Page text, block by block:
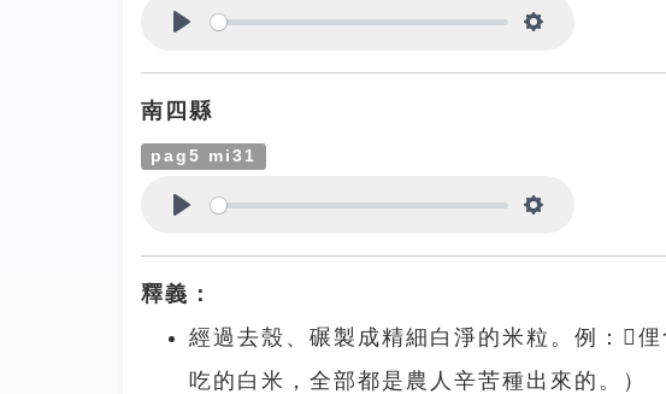
南四縣
pag5 mi31
釋義：
經過去殼、碾製成精細白淨的米粒。例：𫣆
吃的白米，全部都是農人辛苦種出來的。）